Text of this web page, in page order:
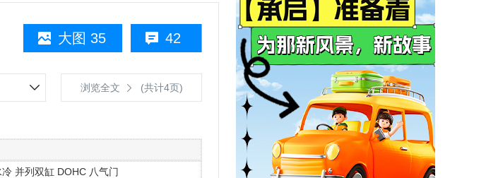
42
大图 35
浏览全文 (共计4页)
冷 并列双缸 DOHC 八气门